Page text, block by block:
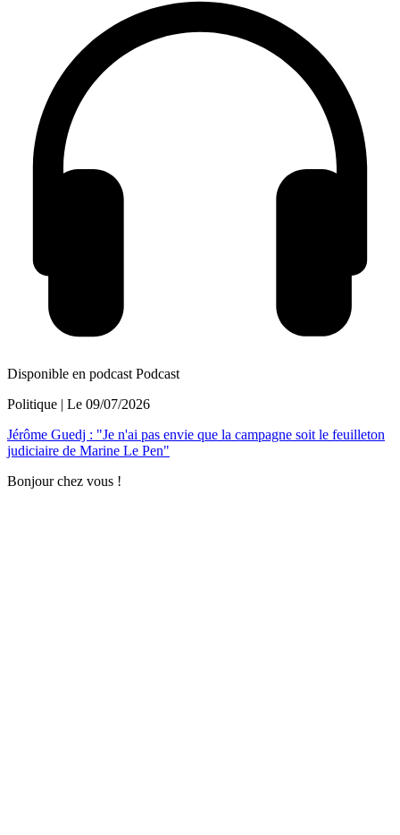
Disponible en podcast Podcast
Politique | Le 09/07/2026
Jérôme Guedj : "Je n'ai pas envie que la campagne soit le feuilleton
judiciaire de Marine Le Pen"
Bonjour chez vous !